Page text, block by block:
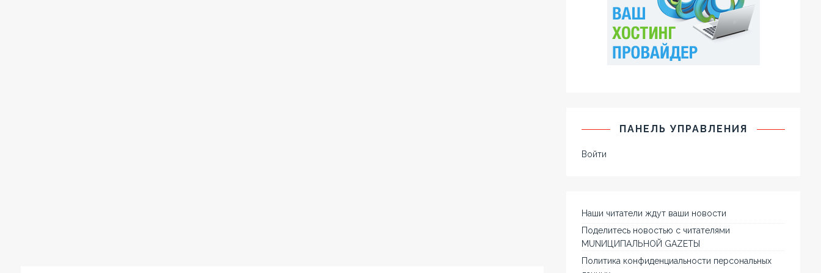
ПАНЕЛЬ УПРАВЛЕНИЯ
Войти
Наши читатели ждут ваши новости
Поделитесь новостью с читателями
MUNИЦИПАЛЬНОЙ GAZЕТЫ
Политика конфиденциальности персональных